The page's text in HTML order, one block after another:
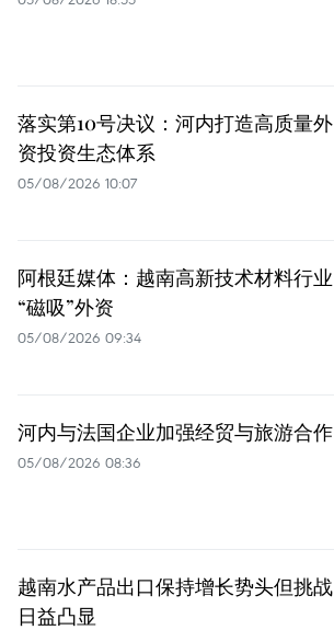
落实第10号决议：河内打造高质量外
资投资生态体系
05/08/2026 10:07
阿根廷媒体：越南高新技术材料行业
“磁吸”外资
05/08/2026 09:34
河内与法国企业加强经贸与旅游合作
05/08/2026 08:36
越南水产品出口保持增长势头但挑战
日益凸显